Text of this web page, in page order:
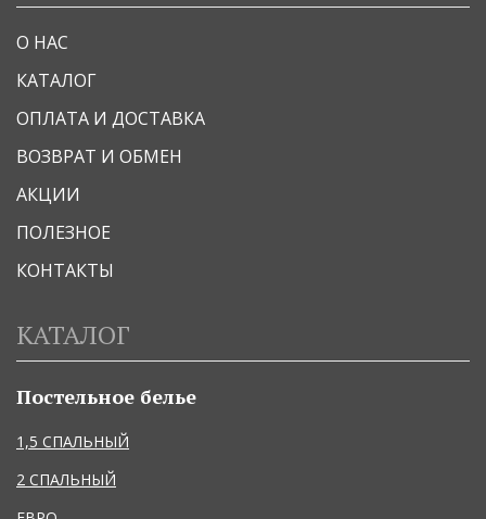
О НАС
КАТАЛОГ
ОПЛАТА И ДОСТАВКА
ВОЗВРАТ И ОБМЕН
АКЦИИ
ПОЛЕЗНОЕ
КОНТАКТЫ
КАТАЛОГ
Постельное белье
1,5 СПАЛЬНЫЙ
2 СПАЛЬНЫЙ